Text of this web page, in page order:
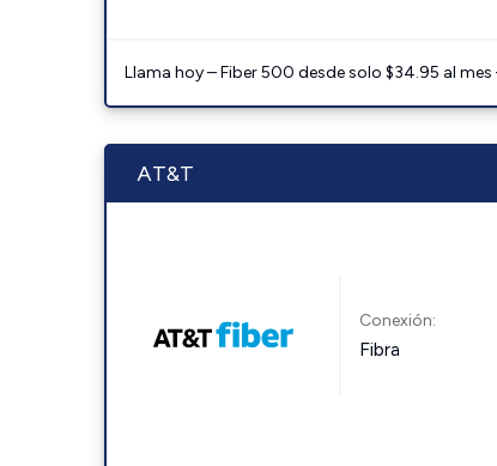
Llama hoy – Fiber 500 desde solo $34.95 al
AT&T
Conexión:
Fibra